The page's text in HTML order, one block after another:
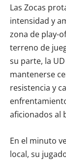
Las Zocas
intensidad y
zona de play-
terreno de
su parte, la
mantenerse
resistencia y
aficionados al
En el minuto
local, su